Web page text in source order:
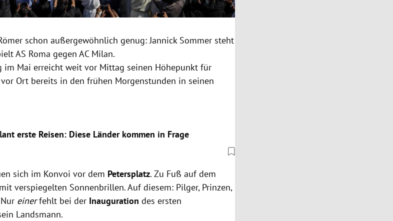
schon außergewöhnlich genug: Jannick Sommer steht
AS Roma gegen AC Milan.
im Mai erreicht weit vor Mittag seinen Höhepunkt für
Ort bereits in den frühen Morgenstunden in seinen
erste Reisen: Diese Länder kommen in Frage
sich im Konvoi vor dem Petersplatz. Zu Fuß auf dem
verspiegelten Sonnenbrillen. Auf diesem: Pilger, Prinzen,
einerfehlt bei der Inaugurationdes ersten
Landsmann.